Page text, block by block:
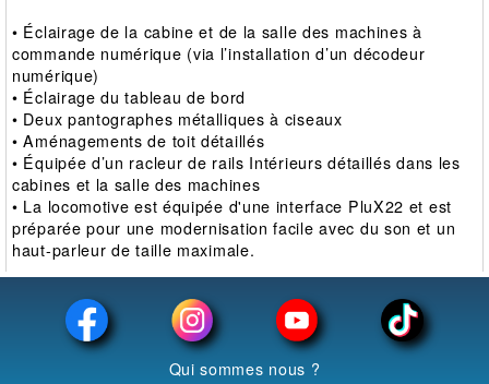
• Éclairage de la cabine et de la salle des machines à
commande numérique (via l’installation d’un décodeur
numérique)
• Éclairage du tableau de bord
• Deux pantographes métalliques à ciseaux
• Aménagements de toit détaillés
• Équipée d’un racleur de rails Intérieurs détaillés dans les
cabines et la salle des machines
• La locomotive est équipée d'une interface PluX22 et est
préparée pour une modernisation facile avec du son et un
haut-parleur de taille maximale.
Qui sommes nous ?